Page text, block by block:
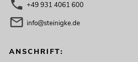
+49 931 4061 600
info@steinigke.de
ANSCHRIFT: